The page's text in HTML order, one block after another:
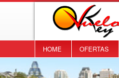
HOME OFERTAS